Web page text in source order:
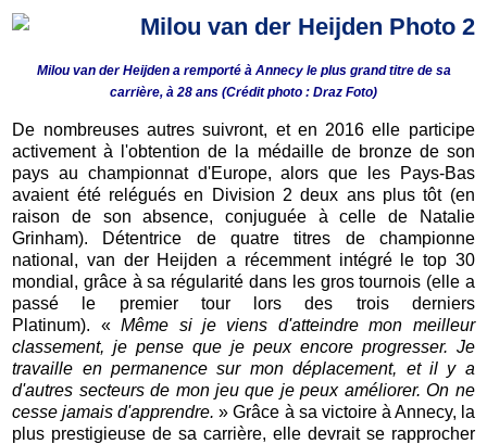
Milou van der Heijden a remporté à Annecy le plus grand titre de sa
carrière, à 28 ans (Crédit photo : Draz Foto)
De nombreuses autres suivront, et en 2016 elle participe
activement à l'obtention de la médaille de bronze de son
pays au championnat d'Europe, alors que les Pays-Bas
avaient été relégués en Division 2 deux ans plus tôt (en
raison de son absence, conjuguée à celle de Natalie
Grinham). Détentrice de quatre titres de championne
national, van der Heijden a récemment intégré le top 30
mondial, grâce à sa régularité dans les gros tournois (elle a
passé le premier tour lors des trois derniers
Platinum). «Même si je viens d'atteindre mon meilleur
classement, je pense que je peux encore progresser. Je
travaille en permanence sur mon déplacement, et il y a
d'autres secteurs de mon jeu que je peux améliorer. On ne
cesse jamais d'apprendre. » Grâce à sa victoire à Annecy, la
plus prestigieuse de sa carrière, elle devrait se rapprocher